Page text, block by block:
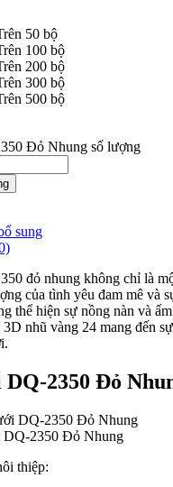
50 bộ
100 bộ
200 bộ
300 bộ
500 bộ
Đỏ Nhung số lượng
sung
đỏ nhung không chỉ là
của tình yêu đam mê và
thể hiện sự nồng nàn và
nhũ vàng 24 mang đến
2350 Đỏ
DQ-2350 Đỏ Nhung
thiệp: